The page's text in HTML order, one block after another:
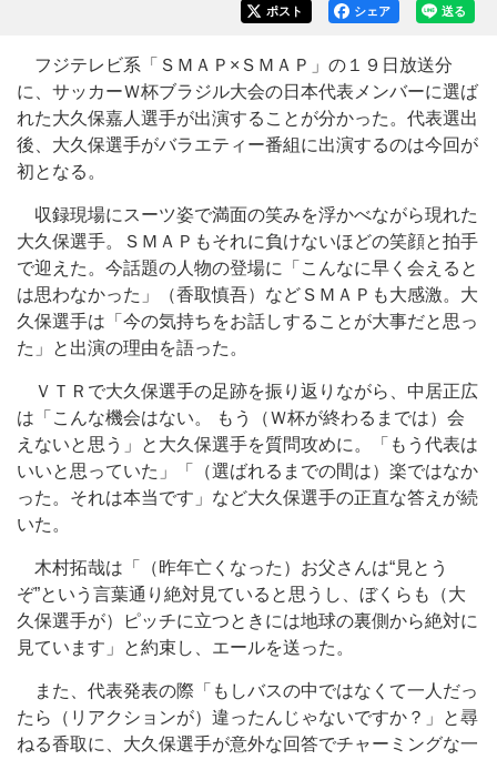
送る
シェア
ポスト
フジテレビ系「ＳＭＡＰ×ＳＭＡＰ」の１９日放送分
に、サッカーＷ杯ブラジル大会の日本代表メンバーに選ば
れた大久保嘉人選手が出演することが分かった。代表選出
後、大久保選手がバラエティー番組に出演するのは今回が
初となる。
収録現場にスーツ姿で満面の笑みを浮かべながら現れた
大久保選手。ＳＭＡＰもそれに負けないほどの笑顔と拍手
で迎えた。今話題の人物の登場に「こんなに早く会えると
は思わなかった」（香取慎吾）などＳＭＡＰも大感激。大
久保選手は「今の気持ちをお話しすることが大事だと思っ
た」と出演の理由を語った。
ＶＴＲで大久保選手の足跡を振り返りながら、中居正広
は「こんな機会はない。 もう（Ｗ杯が終わるまでは）会
えないと思う」と大久保選手を質問攻めに。「もう代表は
いいと思っていた」「（選ばれるまでの間は）楽ではなか
った。それは本当です」など大久保選手の正直な答えが続
いた。
木村拓哉は「（昨年亡くなった）お父さんは“見とう
ぞ”という言葉通り絶対見ていると思うし、ぼくらも（大
久保選手が）ピッチに立つときには地球の裏側から絶対に
見ています」と約束し、エールを送った。
また、代表発表の際「もしバスの中ではなくて一人だっ
たら（リアクションが）違ったんじゃないですか？」と尋
ねる香取に、大久保選手が意外な回答でチャーミングな一